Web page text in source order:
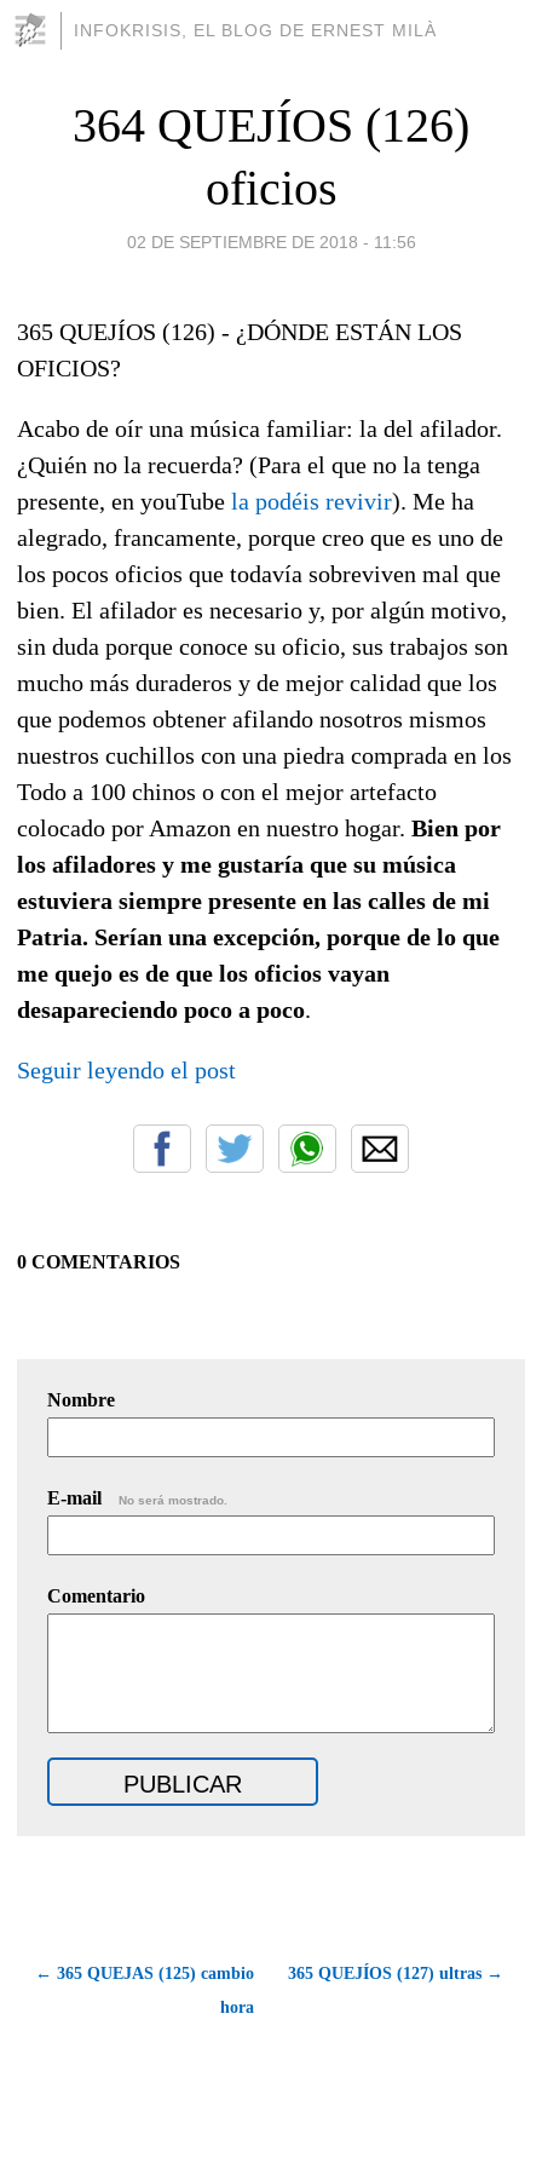
INFOKRISIS, EL BLOG DE ERNEST MILÀ
364 QUEJÍOS (126)
oficios
02 DE SEPTIEMBRE DE 2018 - 11:56
365 QUEJÍOS (126) - ¿DÓNDE ESTÁN LOS
OFICIOS?
Acabo de oír una música familiar: la del afilador.
¿Quién no la recuerda? (Para el que no la tenga
presente, en youTube la podéis revivir). Me ha
alegrado, francamente, porque creo que es uno de
los pocos oficios que todavía sobreviven mal que
bien. El afilador es necesario y, por algún motivo,
sin duda porque conoce su oficio, sus trabajos son
mucho más duraderos y de mejor calidad que los
que podemos obtener afilando nosotros mismos
nuestros cuchillos con una piedra comprada en los
Todo a 100 chinos o con el mejor artefacto
colocado por Amazon en nuestro hogar. Bien por
los afiladores y me gustaría que su música
estuviera siempre presente en las calles de mi
Patria. Serían una excepción, porque de lo que
me quejo es de que los oficios vayan
desapareciendo poco a poco.
Seguir leyendo el post
0 COMENTARIOS
Nombre
E-mail No será mostrado.
Comentario
← 365 QUEJAS (125) cambio
hora
365 QUEJÍOS (127) ultras →